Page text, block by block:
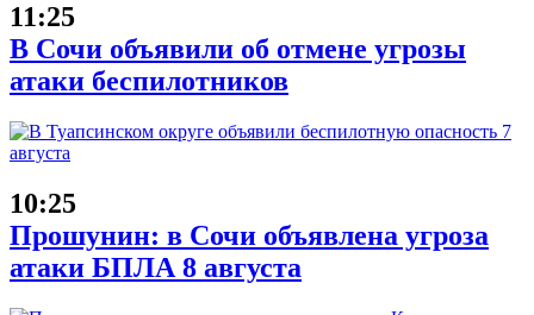
11:25
В Сочи объявили об отмене угрозы
атаки беспилотников
10:25
Прошунин: в Сочи объявлена угроза
атаки БПЛА 8 августа